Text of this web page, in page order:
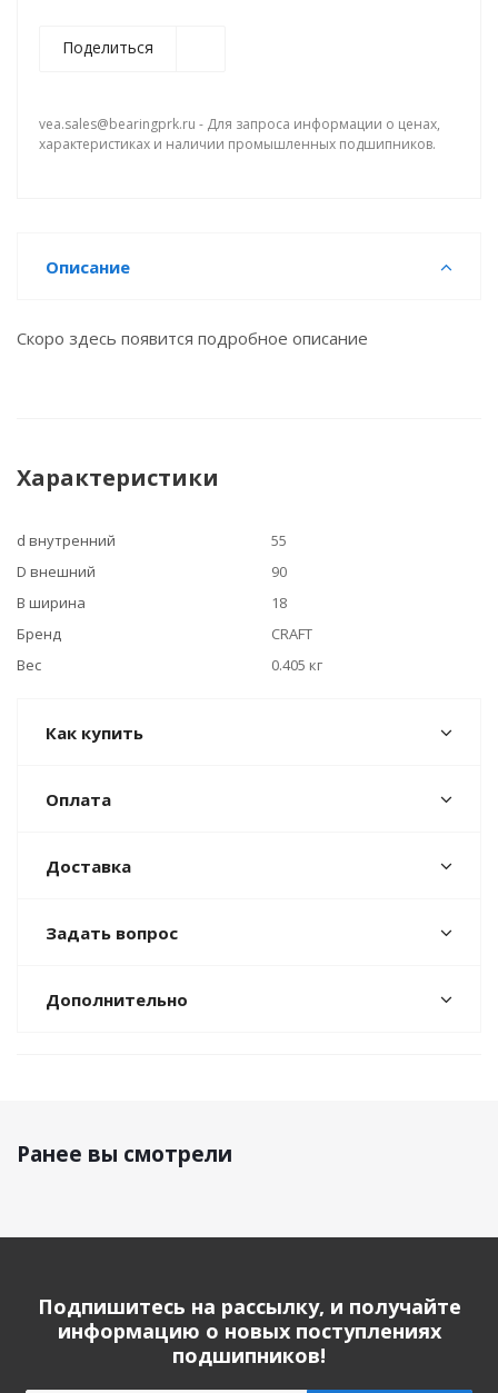
Поделиться
vea.sales@bearingprk.ru - Для запроса информации о ценах,
характеристиках и наличии промышленных подшипников.
Описание
Скоро здесь появится подробное описание
Характеристики
d внутренний
55
D внешний
90
B ширина
18
Бренд
CRAFT
Вес
0.405 кг
Как купить
Оплата
Доставка
Задать вопрос
Дополнительно
Ранее вы смотрели
Подпишитесь на рассылку, и получайте
информацию о новых поступлениях
подшипников!